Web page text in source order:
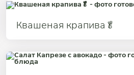
Квашеная крапива🥬